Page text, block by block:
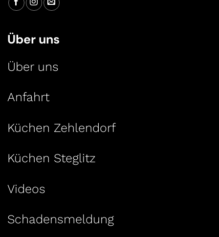
Über uns
Über uns
Anfahrt
Küchen Zehlendorf
Küchen Steglitz
Videos
Schadensmeldung